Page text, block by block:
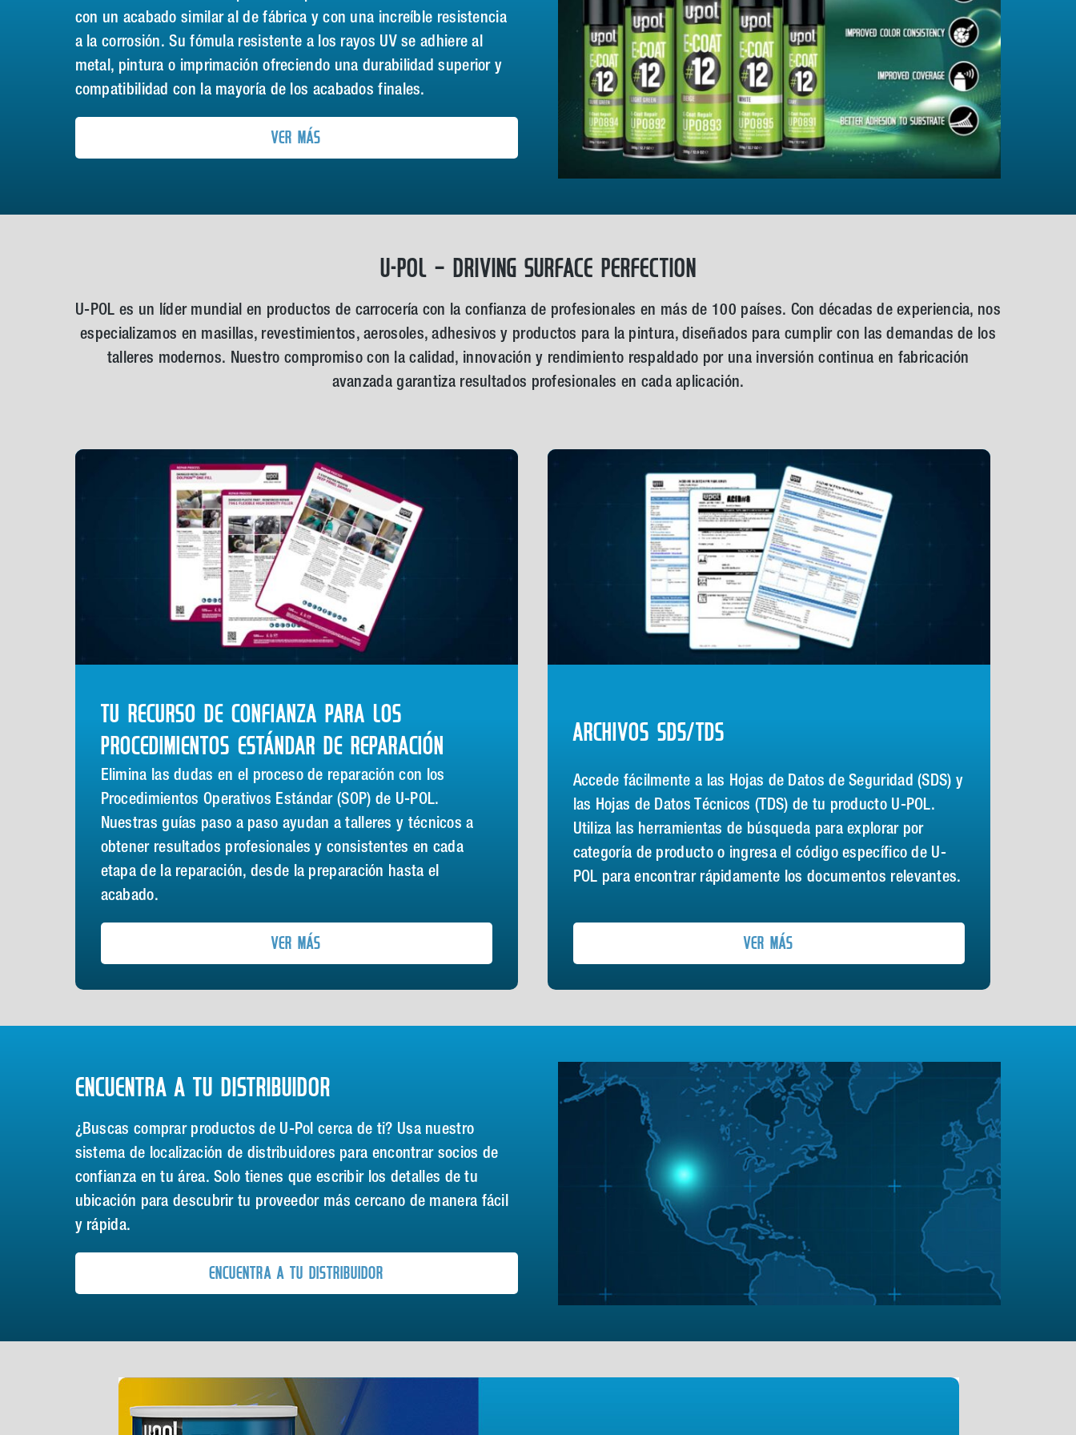
con un acabado similar al de fábrica y con una increíble resistencia
a la corrosión. Su fómula resistente a los rayos UV se adhiere al
metal, pintura o imprimación ofreciendo una durabilidad superior y
compatibilidad con la mayoría de los acabados finales.
VER MÁS
U-POL – DRIVING SURFACE PERFECTION
U-POL es un líder mundial en productos de carrocería con la confianza de profesionales en más de 100 países. Con décadas de experiencia, nos
especializamos en masillas, revestimientos, aerosoles, adhesivos y productos para la pintura, diseñados para cumplir con las demandas de los
talleres modernos. Nuestro compromiso con la calidad, innovación y rendimiento respaldado por una inversión continua en fabricación
avanzada garantiza resultados profesionales en cada aplicación.
TU RECURSO DE CONFIANZA PARA LOS
PROCEDIMIENTOS ESTÁNDAR DE REPARACIÓN
Elimina las dudas en el proceso de reparación con los
Procedimientos Operativos Estándar (SOP) de U-POL.
Nuestras guías paso a paso ayudan a talleres y técnicos a
obtener resultados profesionales y consistentes en cada
etapa de la reparación, desde la preparación hasta el
acabado.
VER MÁS
ARCHIVOS SDS/TDS
Accede fácilmente a las Hojas de Datos de Seguridad (SDS) y
las Hojas de Datos Técnicos (TDS) de tu producto U-POL.
Utiliza las herramientas de búsqueda para explorar por
categoría de producto o ingresa el código específico de U-
POL para encontrar rápidamente los documentos relevantes.
VER MÁS
ENCUENTRA A TU DISTRIBUIDOR
¿Buscas comprar productos de U-Pol cerca de ti? Usa nuestro
sistema de localización de distribuidores para encontrar socios de
confianza en tu área. Solo tienes que escribir los detalles de tu
ubicación para descubrir tu proveedor más cercano de manera fácil
y rápida.
ENCUENTRA A TU DISTRIBUIDOR